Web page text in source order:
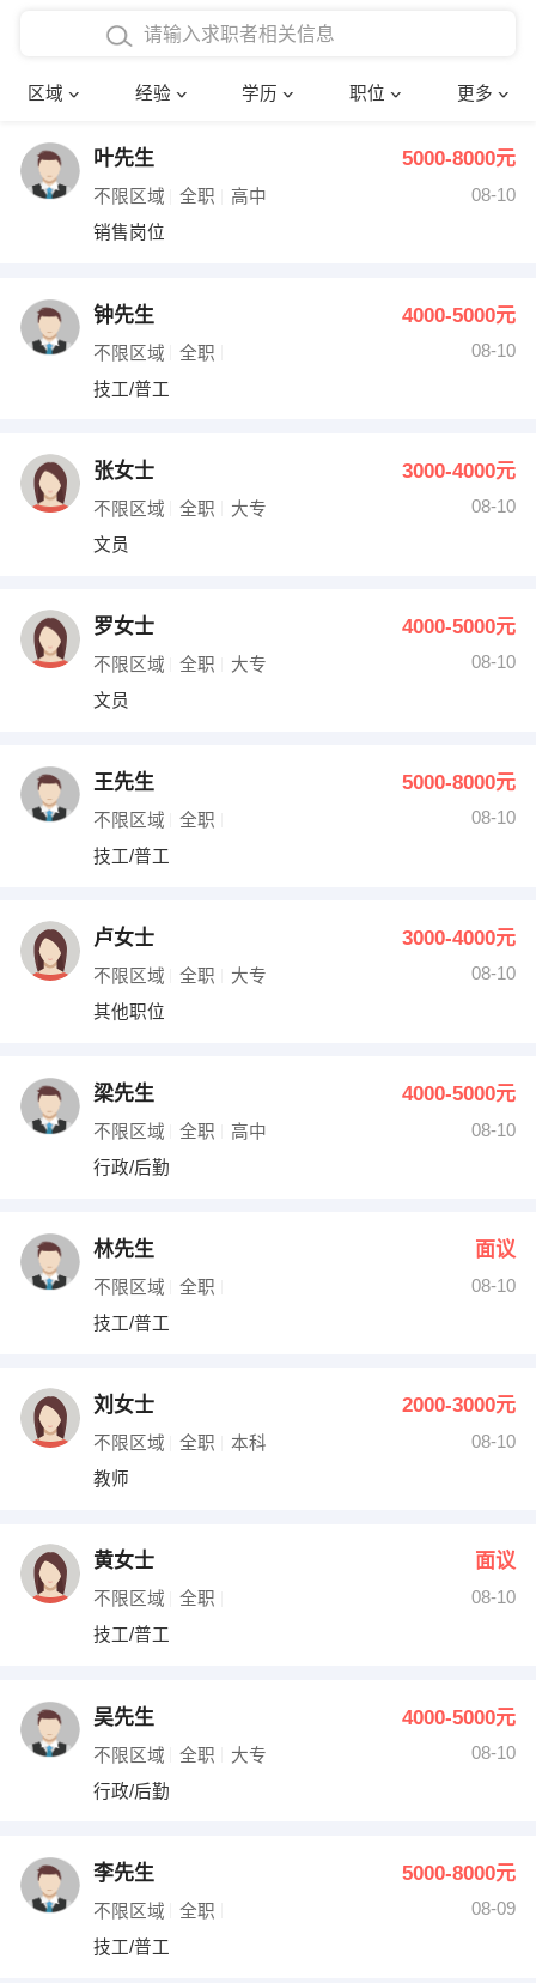
区域 经验 学历 职位 更多
在校学生工作经验
四年以上工作经验
五年以上工作经验
博士
文员 护士
财务会计
网络IT
收银员
水电/机修
编辑 法律
其他职位
确定
叶先生 5000-8000元
不限区域 全职 高中
08-10
销售岗位
钟先生 4000-5000元
不限区域 全职
08-10
技工/普工
张女士 3000-4000元
不限区域 全职 大专
08-10
文员
罗女士 4000-5000元
不限区域 全职 大专
08-10
文员
王先生 5000-8000元
不限区域 全职
08-10
技工/普工
卢女士 3000-4000元
不限区域 全职 大专
08-10
其他职位
梁先生 4000-5000元
不限区域 全职 高中
08-10
行政/后勤
林先生 面议
不限区域 全职
08-10
技工/普工
刘女士 2000-3000元
不限区域 全职 本科
08-10
教师
黄女士 面议
不限区域 全职
08-10
技工/普工
吴先生 4000-5000元
不限区域 全职 大专
08-10
行政/后勤
李先生 5000-8000元
不限区域 全职
08-09
技工/普工